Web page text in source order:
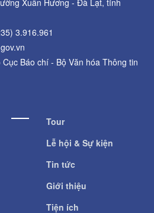
3.916.961
Báo chí - Bộ Văn hóa Thông tin
Tour
Lễ hội & Sự kiện
Tin tức
Giới thiệu
Tiện ích